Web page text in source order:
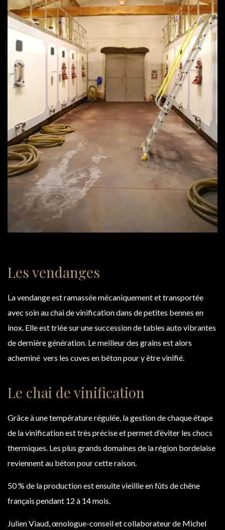
Les vendanges
La vendange est ramassée mécaniquement et transportée
avec soin au chai de vinification dans de petites bennes en
inox. Elle est triée sur une succession de tables auto vibrantes
de dernière génération. Le meilleur des grains est alors
acheminé vers les cuves en béton pour y être vinifié.
Le chai de vinification
Grâce à une température régulée, la gestion de chaque étape
de la vinification est très précise et permet d’éviter les chocs
thermiques. Les plus grands domaines de la région bordelaise
reviennent au béton pour cette raison.
50 % de la production est ensuite vieillie en fûts de chêne
français pendant 12 à 14 mois.
Julien Viaud, œnologue-conseil et collaborateur de Michel